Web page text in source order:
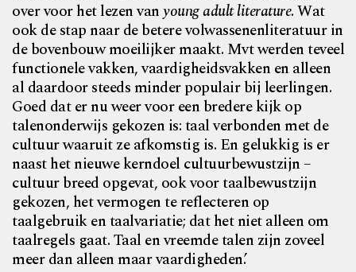
over voor het lezen vanyoung adult literature. Wat
ook de stap naar de betere volwassenenliteratuur in
de bovenbouw moeilijker maakt. Mvt werden teveel
functionele vakken, vaardigheidsvakken en alleen
al daardoor steeds minder populairbij leerlingen.
Goed dat er nu weer voor een bredere kijk op
talenonderwijs gekozen is: taal verbonden met de
cultuur waaruit ze afkomstig is. En gelukkig is er
naast het nieuwe kerndoel cultuurbewustzijn –
cultuur breed opgevat, ook voor taalbewustzijn
gekozen, het vermogen te reflecteren op
taalgebruik en taalvariatie; dat het niet alleen om
taalregels gaat. Taal en vreemde talen zijn zoveel
meer dan alleen maar vaardigheden.’